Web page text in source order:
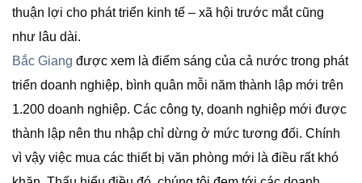
thuận lợi cho phát triển kinh tế – xã hội trước mắt cũng
như lâu dài.
Bắc Giang được xem là điểm sáng của cả nước trong phát
triển doanh nghiệp, bình quân mỗi năm thành lập mới trên
1.200 doanh nghiệp. Các công ty, doanh nghiệp mới được
thành lập nên thu nhập chỉ dừng ở mức tương đối. Chính
vì vậy việc mua các thiết bị văn phòng mới là điều rất khó